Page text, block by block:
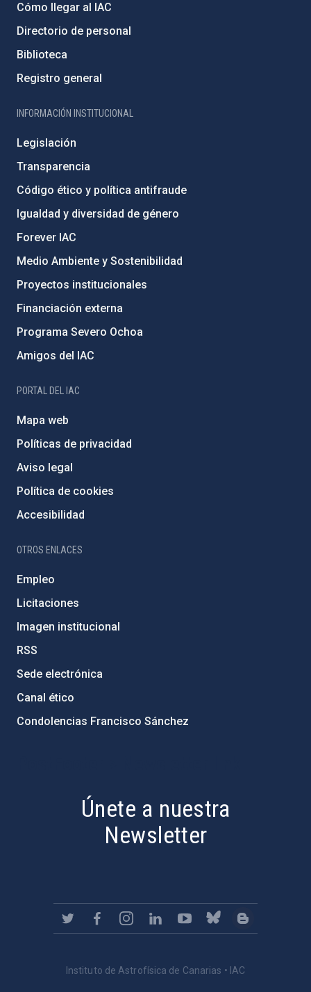
Cómo llegar al IAC
Directorio de personal
Biblioteca
Registro general
INFORMACIÓN INSTITUCIONAL
Legislación
Transparencia
Código ético y política antifraude
Igualdad y diversidad de género
Forever IAC
Medio Ambiente y Sostenibilidad
Proyectos institucionales
Financiación externa
Programa Severo Ochoa
Amigos del IAC
PORTAL DEL IAC
Mapa web
Políticas de privacidad
Aviso legal
Política de cookies
Accesibilidad
OTROS ENLACES
Empleo
Licitaciones
Imagen institucional
RSS
Sede electrónica
Canal ético
Condolencias Francisco Sánchez
Únete a nuestra
Newsletter
Instituto de Astrofísica de Canarias • IAC